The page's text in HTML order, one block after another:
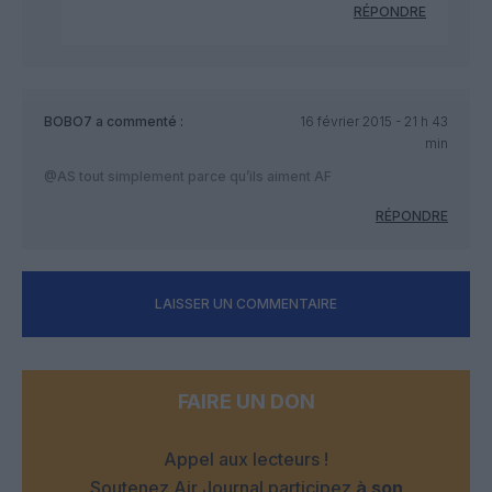
RÉPONDRE
BOBO7 a commenté :
16 février 2015 - 21 h 43
min
@AS tout simplement parce qu’ils aiment AF
RÉPONDRE
LAISSER UN COMMENTAIRE
FAIRE UN DON
Appel aux lecteurs !
Soutenez Air Journal participez à son